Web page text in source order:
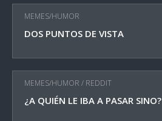
MEMES/HUMOR
DOS PUNTOS DE VISTA
MEMES/HUMOR / REDDIT
¿A QUIÉN LE IBA A PASAR SINO?